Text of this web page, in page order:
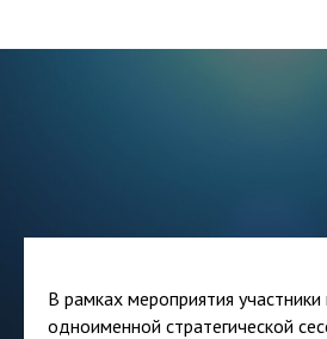
В рамках мероприятия
одноименной стратегической